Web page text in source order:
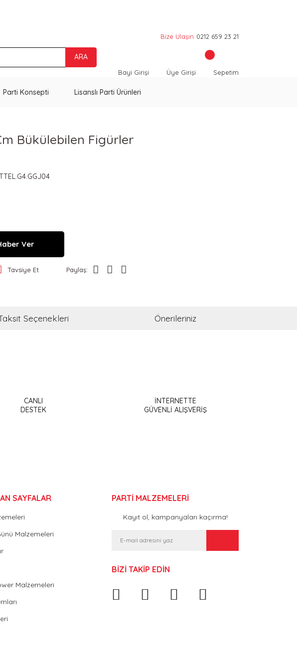
ARA
Bize Ulaşın 0212 659 23 21
Bayi Girişi Üye Girişi Sepetim
Parti Konsepti Lisanslı Parti Ürünleri
Bükülebilen Figürler
Ver
Tavsiye Et Paylaş:
Seçenekleri Önerileriniz
CANLI
DESTEK
İNTERNETTE
GÜVENLİ ALIŞVERİŞ
SAYFALAR
Malzemeleri
Malzemeleri
PARTİ MALZEMELERİ
Kayıt ol, kampanyaları kaçırma!
BİZİ TAKİP EDİN